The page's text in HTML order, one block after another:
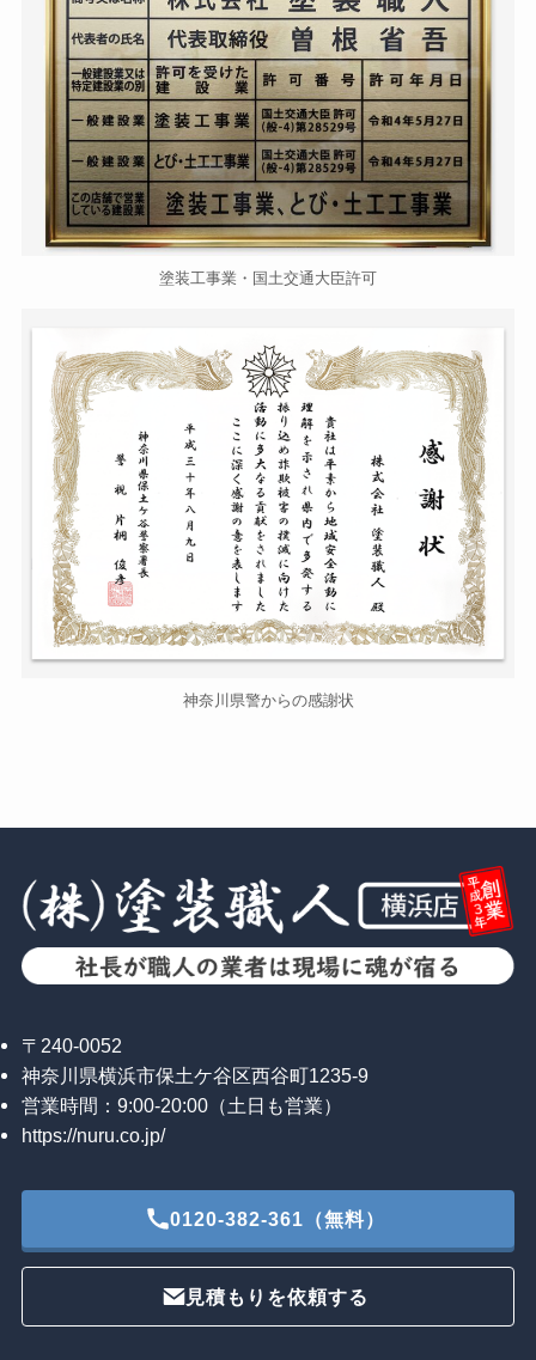
塗装工事業・国土交通大臣許可
神奈川県警からの感謝状
〒240-0052
神奈川県横浜市保土ケ谷区西谷町1235-9
営業時間：9:00-20:00（土日も営業）
https://nuru.co.jp/
0120-382-361（無料）
見積もりを依頼する